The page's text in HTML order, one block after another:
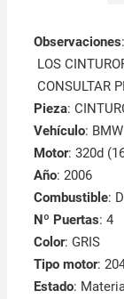
Observaciones:
LOS
CONSULTAR
Pieza:
Vehículo:
Motor: 320d
Año: 2006
Combustible:
Nº Puertas: 4
Color: GRIS
Tipo motor:
Estado: